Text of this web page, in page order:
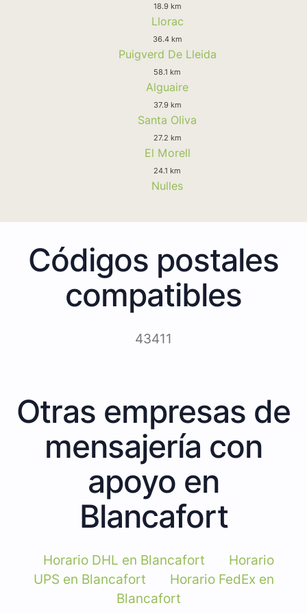
18.9 km
Llorac
36.4 km
Puigverd De Lleida
58.1 km
Alguaire
37.9 km
Santa Oliva
27.2 km
El Morell
24.1 km
Nulles
Códigos postales
compatibles
43411
Otras empresas de
mensajería con
apoyo en
Blancafort
Horario DHL en Blancafort
Horario
UPS en Blancafort
Horario FedEx en
Blancafort